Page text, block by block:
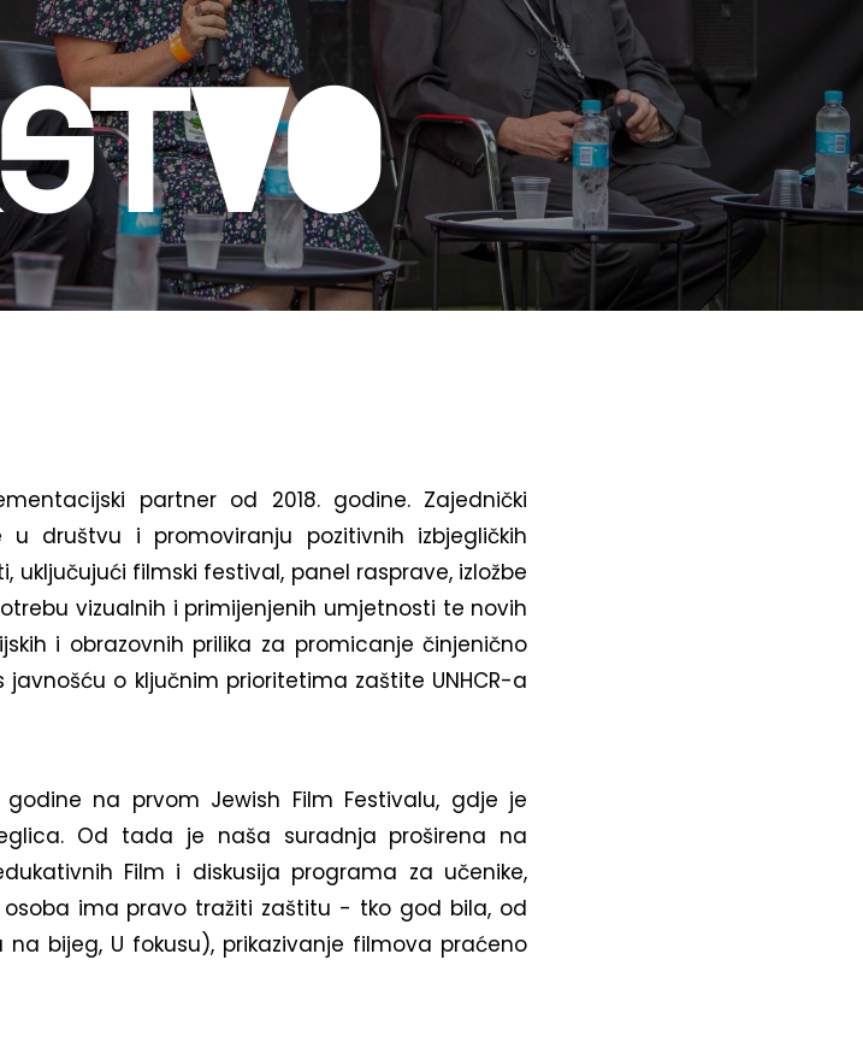
partner od 2018. godine. Zajednički
društvu i promoviranju pozitivnih izbjegličkih
filmski festival, panel rasprave, izložbe
vizualnih i primijenjenih umjetnosti te novih
i obrazovnih prilika za promicanje činjenično
o ključnim prioritetima zaštite UNHCR-a
na prvom Jewish Film Festivalu, gdje je
Od tada je naša suradnja proširena na
Film i diskusija programa za učenike,
osoba ima pravo tražiti zaštitu - tko god bila, od
bijeg, U fokusu), prikazivanje filmova praćeno